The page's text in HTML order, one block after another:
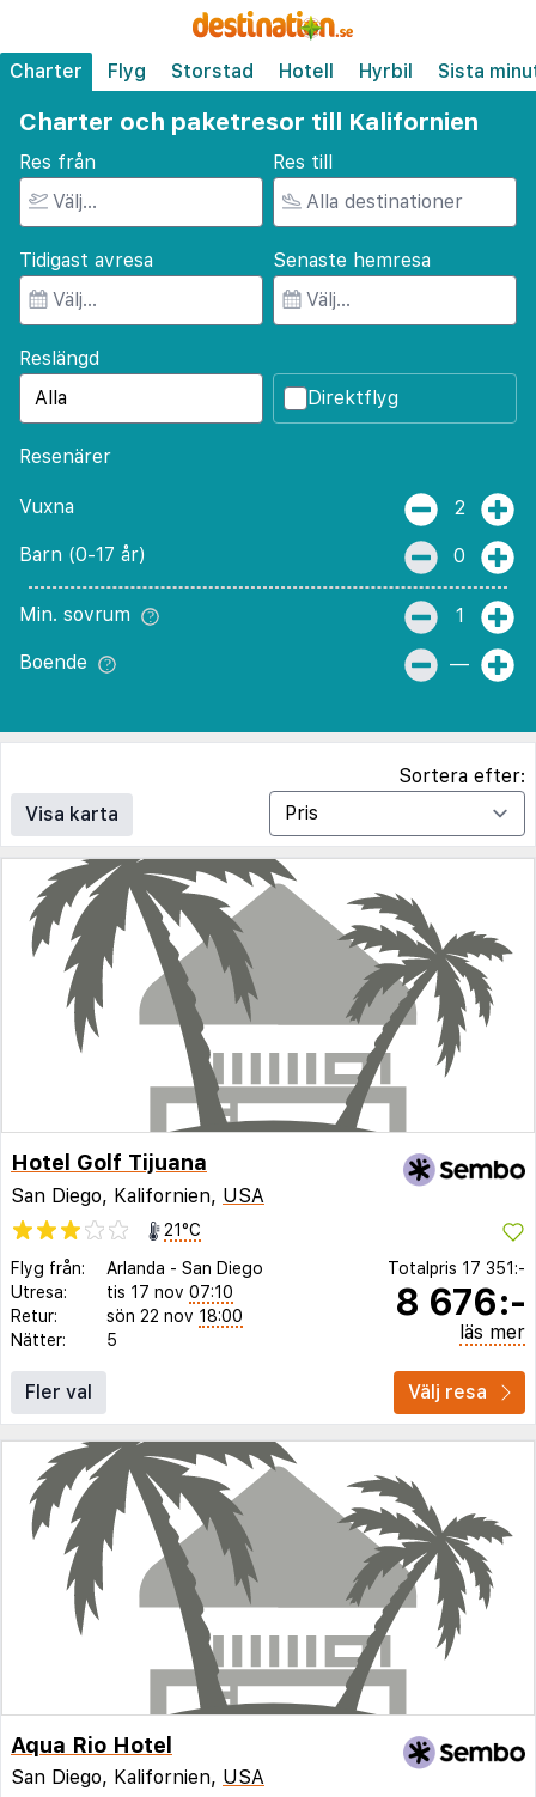
Charter Flyg Storstad Hotell Hyrbil Sista
Charter och paketresor till Kalifornien
Res från Res till
Tidigast avresa Senaste hemresa
Reslängd
Direktflyg
Resenärer
Vuxna 2
Barn (0-17 år) 0
Min. sovrum 1
Boende —
Visa karta
Sortera efter:
Hotel Golf Tijuana
San Diego, Kalifornien, USA
21°C
Flyg från:
Arlanda - San Diego
Utresa:
tis 17 nov 07:10
Retur:
sön 22 nov 18:00
Nätter:
5
Totalpris 17 351:-
8 676:-
läs mer
Fler val Välj resa
Aqua Rio Hotel
San Diego, Kalifornien, USA